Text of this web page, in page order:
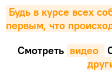
Будь в курсе всех
первым, что
Смотреть видео